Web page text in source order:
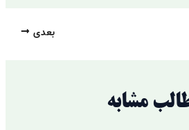
بعدی
مشابه